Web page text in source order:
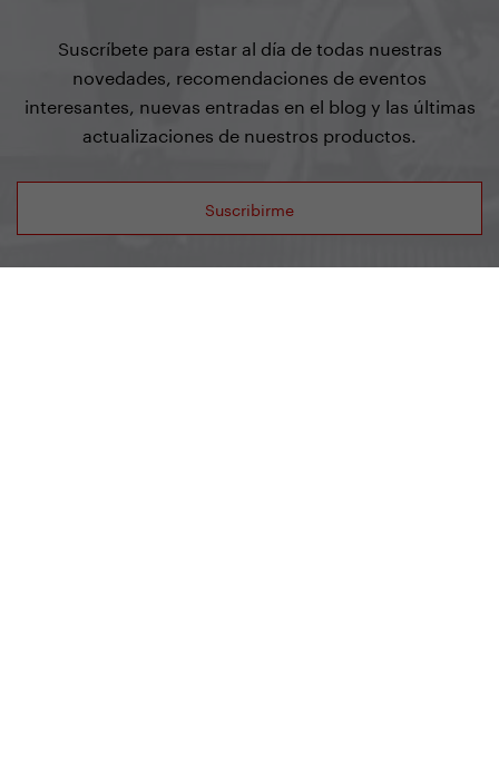
Suscríbete para estar al día de todas nuestras
novedades, recomendaciones de eventos
interesantes, nuevas entradas en el blog y las últimas
actualizaciones de nuestros productos.
Suscribirme